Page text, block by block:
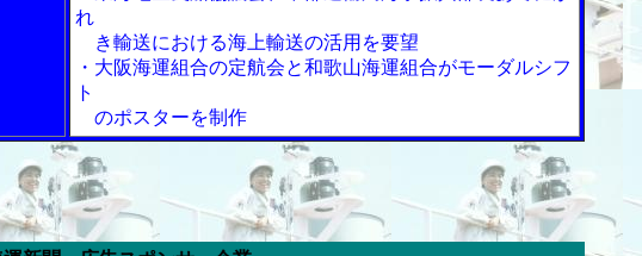
れ
き輸送における海上輸送の活用を要望
・大阪海運組合の定航会と和歌山海運組合がモーダルシフ
ト
のポスターを制作